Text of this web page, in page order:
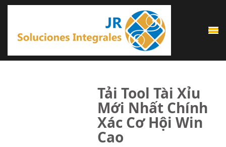
Saltar
contenido
Tải Tool Tài Xỉu
Mới Nhất Chính
Xác Cơ Hội Win
Cao